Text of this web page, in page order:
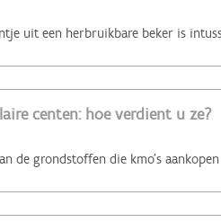
centen: hoe verdient u ze?